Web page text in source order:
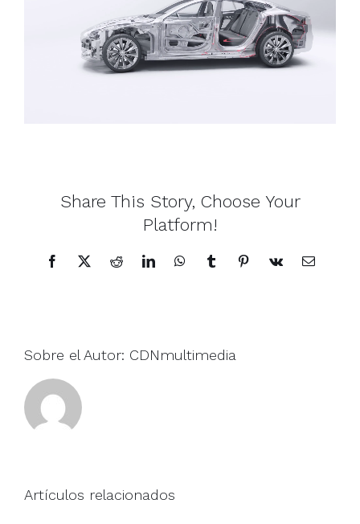
Share This Story, Choose Your
Platform!
Facebook
X RedditLinkedInWhatsAppTumblrPinterest
Vk
Correo
Sobre el Autor: CDNmultimedia
Artículos relacionados